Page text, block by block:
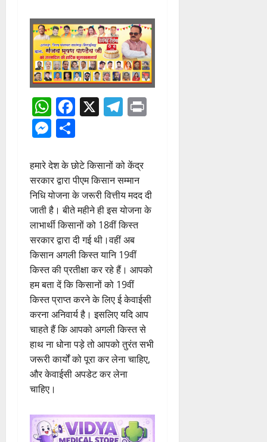
WhatsApp
Facebook
X Telegram
Messenger
हमारे देश के छोटे किसानों को केंद्र
सरकार द्वारा पीएम किसान सम्मान
निधि योजना के जरूरी वित्तीय मदद दी
जाती है। बीते महीने ही इस योजना के
लाभार्थी किसानों को 18वीं किस्त
सरकार द्वारा दी गई थी।वहीं अब
किसान अगली किस्त यानि 19वीं
किस्त की प्रतीक्षा कर रहे हैं। आपको
हम बता दें कि किसानों को 19वीं
किस्त प्राप्त करने के लिए ई केवाईसी
करना अनिवार्य है। इसलिए यदि आप
चाहते हैं कि आपको अगली किस्त से
हाथ ना धोना पड़े तो आपको तुरंत सभी
जरूरी कार्यों को पूरा कर लेना चाहिए,
और केवाईसी अपडेट कर लेना
चाहिए।